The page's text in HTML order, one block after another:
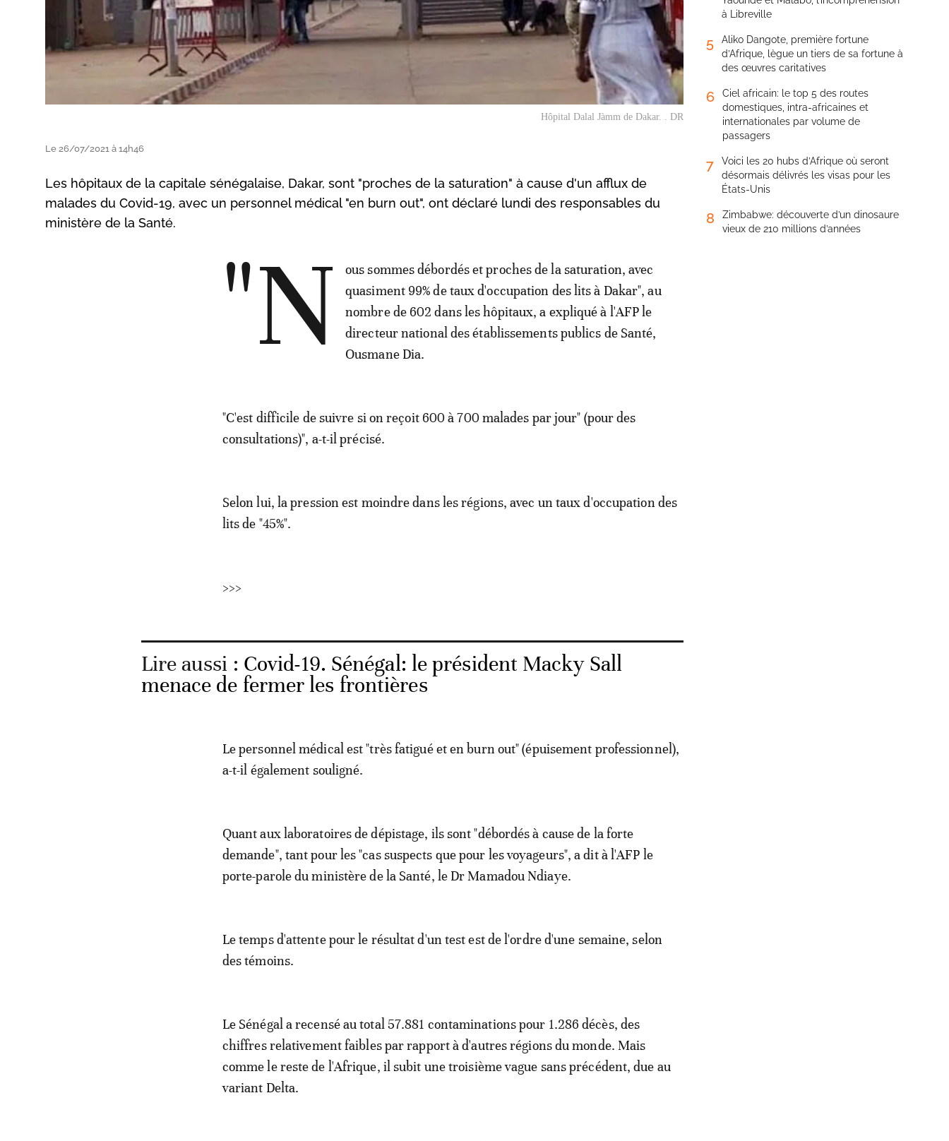
Hôpital Dalal Jàmm de Dakar. . DR
Le 26/07/2021 à 14h46
Les hôpitaux de la capitale sénégalaise, Dakar, sont "proches de la saturation" à cause d'un afflux de
malades du Covid-19, avec un personnel médical "en burn out", ont déclaré lundi des responsables du
ministère de la Santé.
"N
ous sommes débordés et proches de la saturation, avec
quasiment 99% de taux d'occupation des lits à Dakar", au
nombre de 602 dans les hôpitaux, a expliqué à l'AFP le
directeur national des établissements publics de Santé,
Ousmane Dia.
"C'est difficile de suivre si on reçoit 600 à 700 malades par jour" (pour des
consultations)", a-t-il précisé.
Selon lui, la pression est moindre dans les régions, avec un taux d'occupation des
lits de "45%".
>>>
Lire aussi : Covid-19. Sénégal: le président Macky Sall
menace de fermer les frontières
Le personnel médical est "très fatigué et en burn out" (épuisement professionnel),
a-t-il également souligné.
Quant aux laboratoires de dépistage, ils sont "débordés à cause de la forte
demande", tant pour les "cas suspects que pour les voyageurs", a dit à l'AFP le
porte-parole du ministère de la Santé, le Dr Mamadou Ndiaye.
Le temps d'attente pour le résultat d'un test est de l'ordre d'une semaine, selon
des témoins.
Le Sénégal a recensé au total 57.881 contaminations pour 1.286 décès, des
chiffres relativement faibles par rapport à d'autres régions du monde. Mais
comme le reste de l'Afrique, il subit une troisième vague sans précédent, due au
variant Delta.
à Libreville
5
Aliko Dangote, première fortune
d’Afrique, lègue un tiers de sa fortune à
des œuvres caritatives
6
Ciel africain: le top 5 des routes
domestiques, intra-africaines et
internationales par volume de
passagers
7
Voici les 20 hubs d’Afrique où seront
désormais délivrés les visas pour les
États-Unis
8
Zimbabwe: découverte d’un dinosaure
vieux de 210 millions d’années